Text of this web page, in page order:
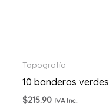
Topografía
10 banderas verdes
$215.90 IVA Inc.